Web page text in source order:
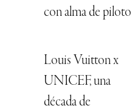
con alma de piloto
Louis Vuitton x
UNICEF, una
década de